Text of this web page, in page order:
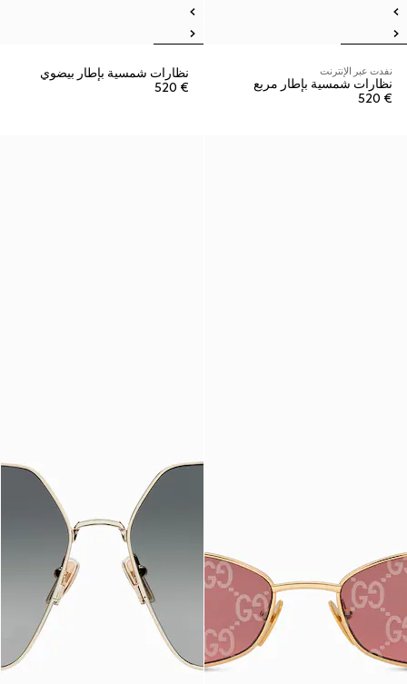
نفدت عبر الإنترنت
نظارات شمسية بإطار مربع
€ 520
نظارات شمسية بإطار بيضوي
€ 520